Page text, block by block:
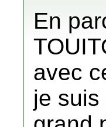
En
avec
je suis